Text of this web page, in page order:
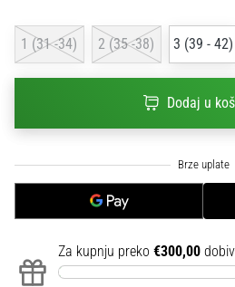
se
za
ženski
sa
kopačkama
adidas
1 (31 -34) 2 (35 -38) 3 (39 - 42)
Dodaj u
Za kupnju preko €300,00